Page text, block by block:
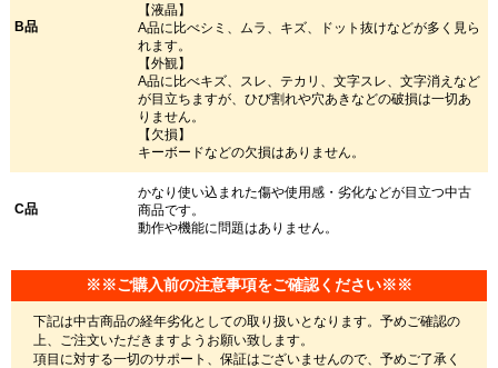
B品
【液晶】
A品に比べシミ、ムラ、キズ、ドット抜けなどが多く見ら
れます。
【外観】
A品に比べキズ、スレ、テカリ、文字スレ、文字消えなど
が目立ちますが、ひび割れや穴あきなどの破損は一切あ
りません。
【欠損】
キーボードなどの欠損はありません。
C品
かなり使い込まれた傷や使用感・劣化などが目立つ中古
商品です。
動作や機能に問題はありません。
※※ご購入前の注意事項をご確認ください※※
下記は中古商品の経年劣化としての取り扱いとなります。予めご確認の
上、ご注文いただきますようお願い致します。
項目に対する一切のサポート、保証はございませんので、予めご了承く